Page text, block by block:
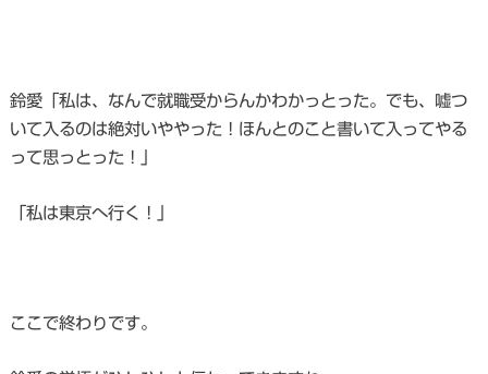
鈴愛「私は、なんで就職受からんかわかっとった。でも、嘘つ
いて入るのは絶対いややった！ほんとのこと書いて入ってやる
って思っとった！」
「私は東京へ行く！」
ここで終わりです。